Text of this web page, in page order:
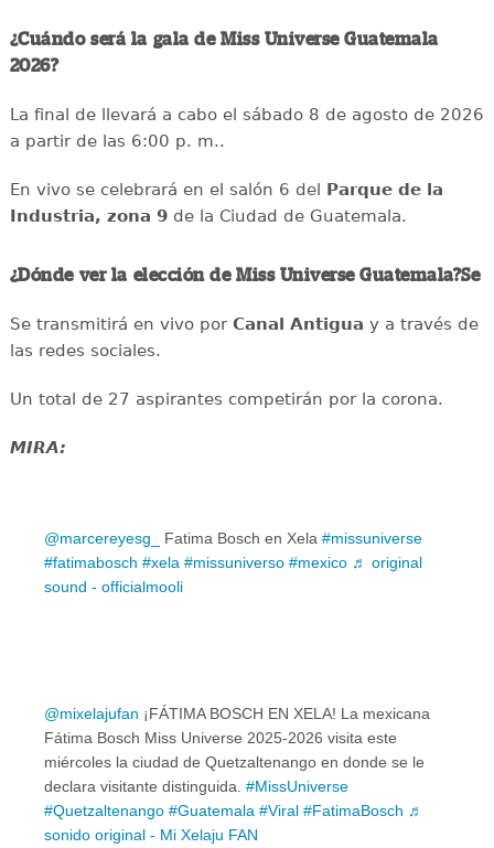
¿Cuándo será la gala de Miss Universe Guatemala
2026?
La final de llevará a cabo el sábado 8 de agosto de 2026
a partir de las 6:00 p. m..
En vivo se celebrará en el salón 6 del Parque de la
Industria, zona 9de la Ciudad de Guatemala.
¿Dónde ver la elección de Miss Universe Guatemala?Se
Se transmitirá en vivo porCanal Antigua y a través de
las redes sociales.
Un total de 27 aspirantes competirán por la corona.
MIRA:
@marcereyesg_ Fatima Bosch en Xela #missuniverse
#fatimabosch #xela #missuniverso #mexico ♬ original
sound - officialmooli
@mixelajufan ¡FÁTIMA BOSCH EN XELA! La mexicana
Fátima Bosch Miss Universe 2025-2026 visita este
miércoles la ciudad de Quetzaltenango en donde se le
declara visitante distinguida. #MissUniverse
#Quetzaltenango #Guatemala #Viral #FatimaBosch ♬
sonido original - Mi Xelaju FAN